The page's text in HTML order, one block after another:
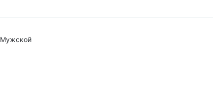
Мужской